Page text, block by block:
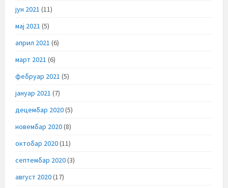
јун 2021 (11)
мај 2021 (5)
април 2021 (6)
март 2021 (6)
фебруар 2021 (5)
јануар 2021 (7)
децембар 2020(5)
новембар 2020(8)
октобар 2020(11)
септембар 2020(3)
август 2020(17)